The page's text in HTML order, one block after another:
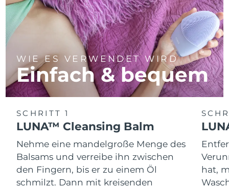
WIE ES VERWENDET WIRD
Einfach & bequem
SCHRITT 1
LUNA™ Cleansing Balm
Nehme eine mandelgroße Menge des
Balsams und verreibe ihn zwischen
den Fingern, bis er zu einem Öl
schmilzt. Dann mit kreisenden
hat,